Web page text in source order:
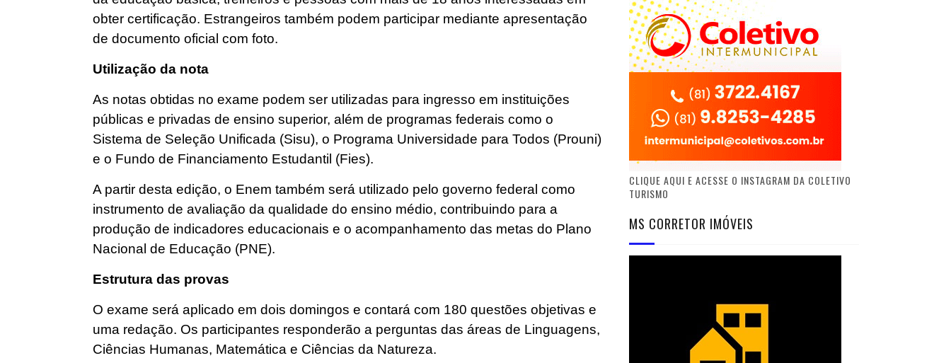
obter certificação. Estrangeiros também podem participar mediante apresentação
de documento oficial com foto.
Utilização da nota
As notas obtidas no exame podem ser utilizadas para ingresso em instituições
públicas e privadas de ensino superior, além de programas federais como o
Sistema de Seleção Unificada (Sisu), o Programa Universidade para Todos (Prouni)
e o Fundo de Financiamento Estudantil (Fies).
A partir desta edição, o Enem também será utilizado pelo governo federal como
instrumento de avaliação da qualidade do ensino médio, contribuindo para a
produção de indicadores educacionais e o acompanhamento das metas do Plano
Nacional de Educação (PNE).
Estrutura das provas
O exame será aplicado em dois domingos e contará com 180 questões objetivas e
uma redação. Os participantes responderão a perguntas das áreas de Linguagens,
Ciências Humanas, Matemática e Ciências da Natureza.
CLIQUE AQUI E ACESSE O INSTAGRAM DA COLETIVO
TURISMO
MS CORRETOR IMÓVEIS